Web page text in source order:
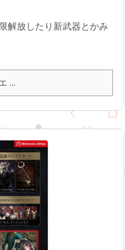
解放したり新武器とかみ
...